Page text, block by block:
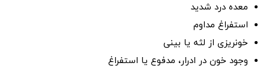
معده درد شدید
استفراغ مداوم
خونریزی از لثه یا بینی
وجود خون در ادرار، مدفوع یا استفراغ